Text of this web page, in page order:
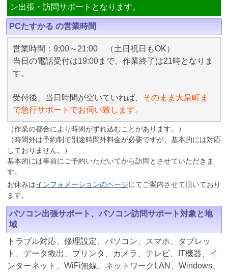
ン出張・訪問サポートとなります。
PCたすかる の営業時間
営業時間：9:00～21:00 （土日祝日もOK）
当日の電話受付は19:00まで、作業終了は21時となりま
す。
受付後、当日時間が空いていれば、 そのまま大泉町ま
で急行サポートでお伺い致します。
（作業の都合により時間がずれ込むことがあります。）
（時間外は予約制で別途時間外料金が必要ですが、基本的には対応
しておりません。）
基本的には事前にご予約いただいてから訪問とさせていただきま
す。
お休みはインフォメーションのページにてご案内させて頂いており
ます。
パソコン出張サポート、パソコン訪問サポート対象と地
域
トラブル対応、修理設定、パソコン、スマホ、タブレッ
ト、データ救出、プリンタ、カメラ、テレビ、IT機器、イ
ンターネット、WiFi無線、ネットワークLAN、Windows、